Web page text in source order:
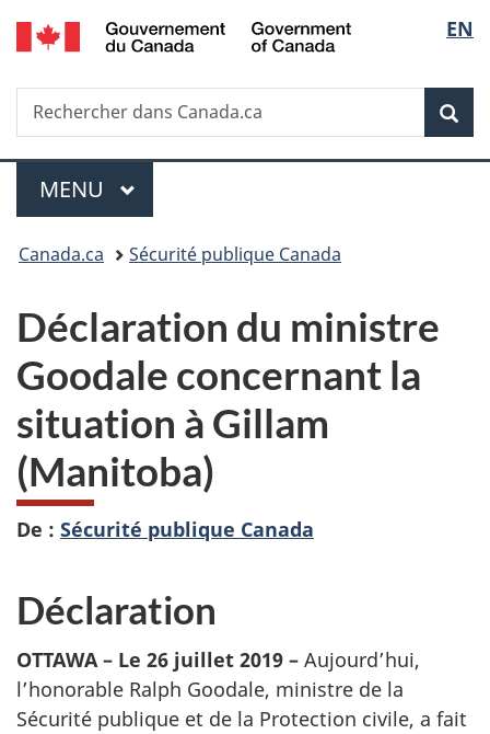
Passer
au
principal
Passer
à
Au
du
Passer
à
version
simplifiée
de
la
EN
Recherche
Rechercher
dans
Menu
MENU PRINCIPAL
Vous
ici :
Canada.ca Sécurité publique Canada
Déclaration du ministre
Goodale concernant la
situation à Gillam
(Manitoba)
De : Sécurité publique Canada
Déclaration
OTTAWA – Le 26 juillet 2019 – Aujourd’hui,
l’honorable Ralph Goodale, ministre de la
Sécurité publique et de la Protection civile, a fait